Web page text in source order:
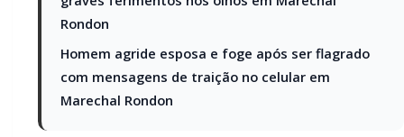
Rondon
Homem agride esposa e foge após ser flagrado
com mensagens de traição no celular em
Marechal Rondon